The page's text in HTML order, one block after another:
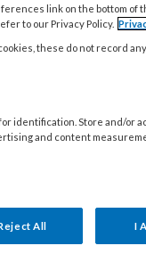
Tot
link on the bottom of
to our Privacy Policy.
these do not record
identification. Store and/or
and content
All I